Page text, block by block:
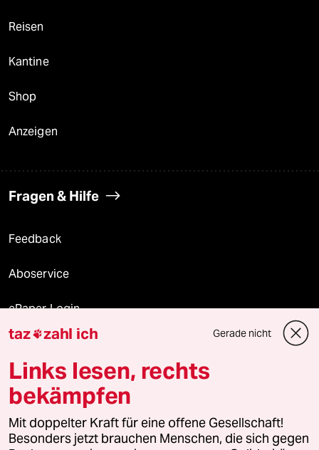
Reisen
Kantine
Shop
Anzeigen
Fragen & Hilfe
Feedback
Aboservice
ePaper Login
Downloads für Abonnierende
© 2026 taz Verlags und Vertriebs GmbH
Alle Rechte vorbehalten. Bei rechtlichen Fragen oder für Genehmigungen
wenden Sie sich bitte an
lizenzen@taz.de
taz zahl ich Gerade nicht
Links lesen, rechts
bekämpfen
Mit doppelter Kraft für eine offene Gesellschaft!
Besonders jetzt brauchen Menschen, die sich gegen